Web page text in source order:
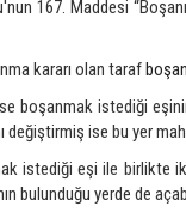
167. Maddesi
kararı olan taraf
boşanmak istediği
değiştirmiş ise bu yer
istediği eşi ile birlikte
bulunduğu yerde de